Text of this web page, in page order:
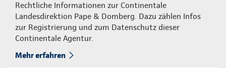
Rechtliche Informationen zur Continentale
Landesdirektion Pape & Domberg. Dazu zählen Infos
zur Registrierung und zum Datenschutz dieser
Continentale Agentur.
Mehr erfahren